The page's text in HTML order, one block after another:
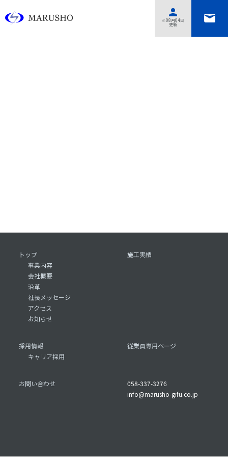
※08月04日
更新
あああああ
トップ
事業内容
会社概要
沿革
社長メッセージ
アクセス
お知らせ
施工実績
採用情報
キャリア採用
従業員専用ページ
お問い合わせ
058-337-3276
info@marusho-gifu.co.jp